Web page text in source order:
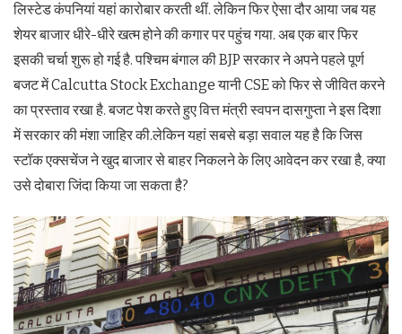
लिस्टेड कंपनियां यहां कारोबार करती थीं. लेकिन फिर ऐसा दौर आया जब यह
शेयर बाजार धीरे-धीरे खत्म होने की कगार पर पहुंच गया. अब एक बार फिर
इसकी चर्चा शुरू हो गई है. पश्चिम बंगाल की BJP सरकार ने अपने पहले पूर्ण
बजट में Calcutta Stock Exchange यानी CSE को फिर से जीवित करने
का प्रस्ताव रखा है. बजट पेश करते हुए वित्त मंत्री स्वपन दासगुप्ता ने इस दिशा
में सरकार की मंशा जाहिर की.लेकिन यहां सबसे बड़ा सवाल यह है कि जिस
स्टॉक एक्सचेंज ने खुद बाजार से बाहर निकलने के लिए आवेदन कर रखा है, क्या
उसे दोबारा जिंदा किया जा सकता है?